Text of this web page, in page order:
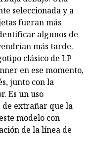
seleccionada y a
fueran más
algunos de
más tarde.
clásico de LP
en ese momento,
junto con la
Es un uso
de extrañar que la
modelo con
de la línea de